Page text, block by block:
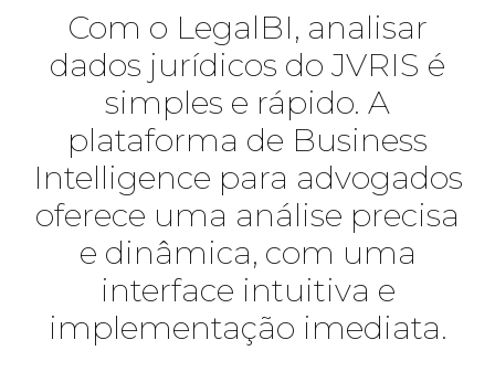
Com o LegalBI, analisar
dados jurídicos do JVRIS é
simples e rápido. A
plataforma de Business
Intelligence para advogados
oferece uma análise precisa
e dinâmica, com uma
interface intuitiva e
implementação imediata.